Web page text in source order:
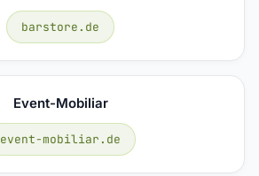
barstore.de
Event-Mobiliar
event-mobiliar.de